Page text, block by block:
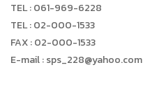
TEL : 061-969-6228
TEL : 02-000-1533
FAX : 02-000-1533
E-mail : sps_228@yahoo.com